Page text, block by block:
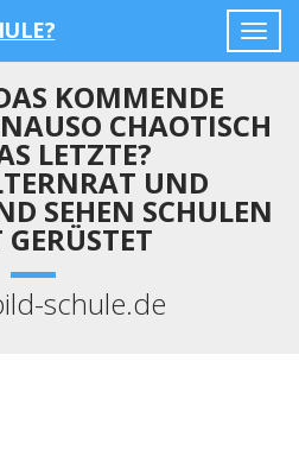
KOMMENDE
CHAOTISCH
LETZTE?
UND
SEHEN SCHULEN
schule.de